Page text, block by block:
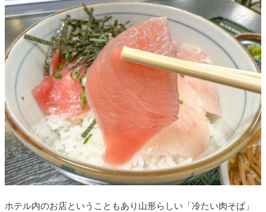
ホテル内のお店ということもあり山形らしい「冷たい肉そば」